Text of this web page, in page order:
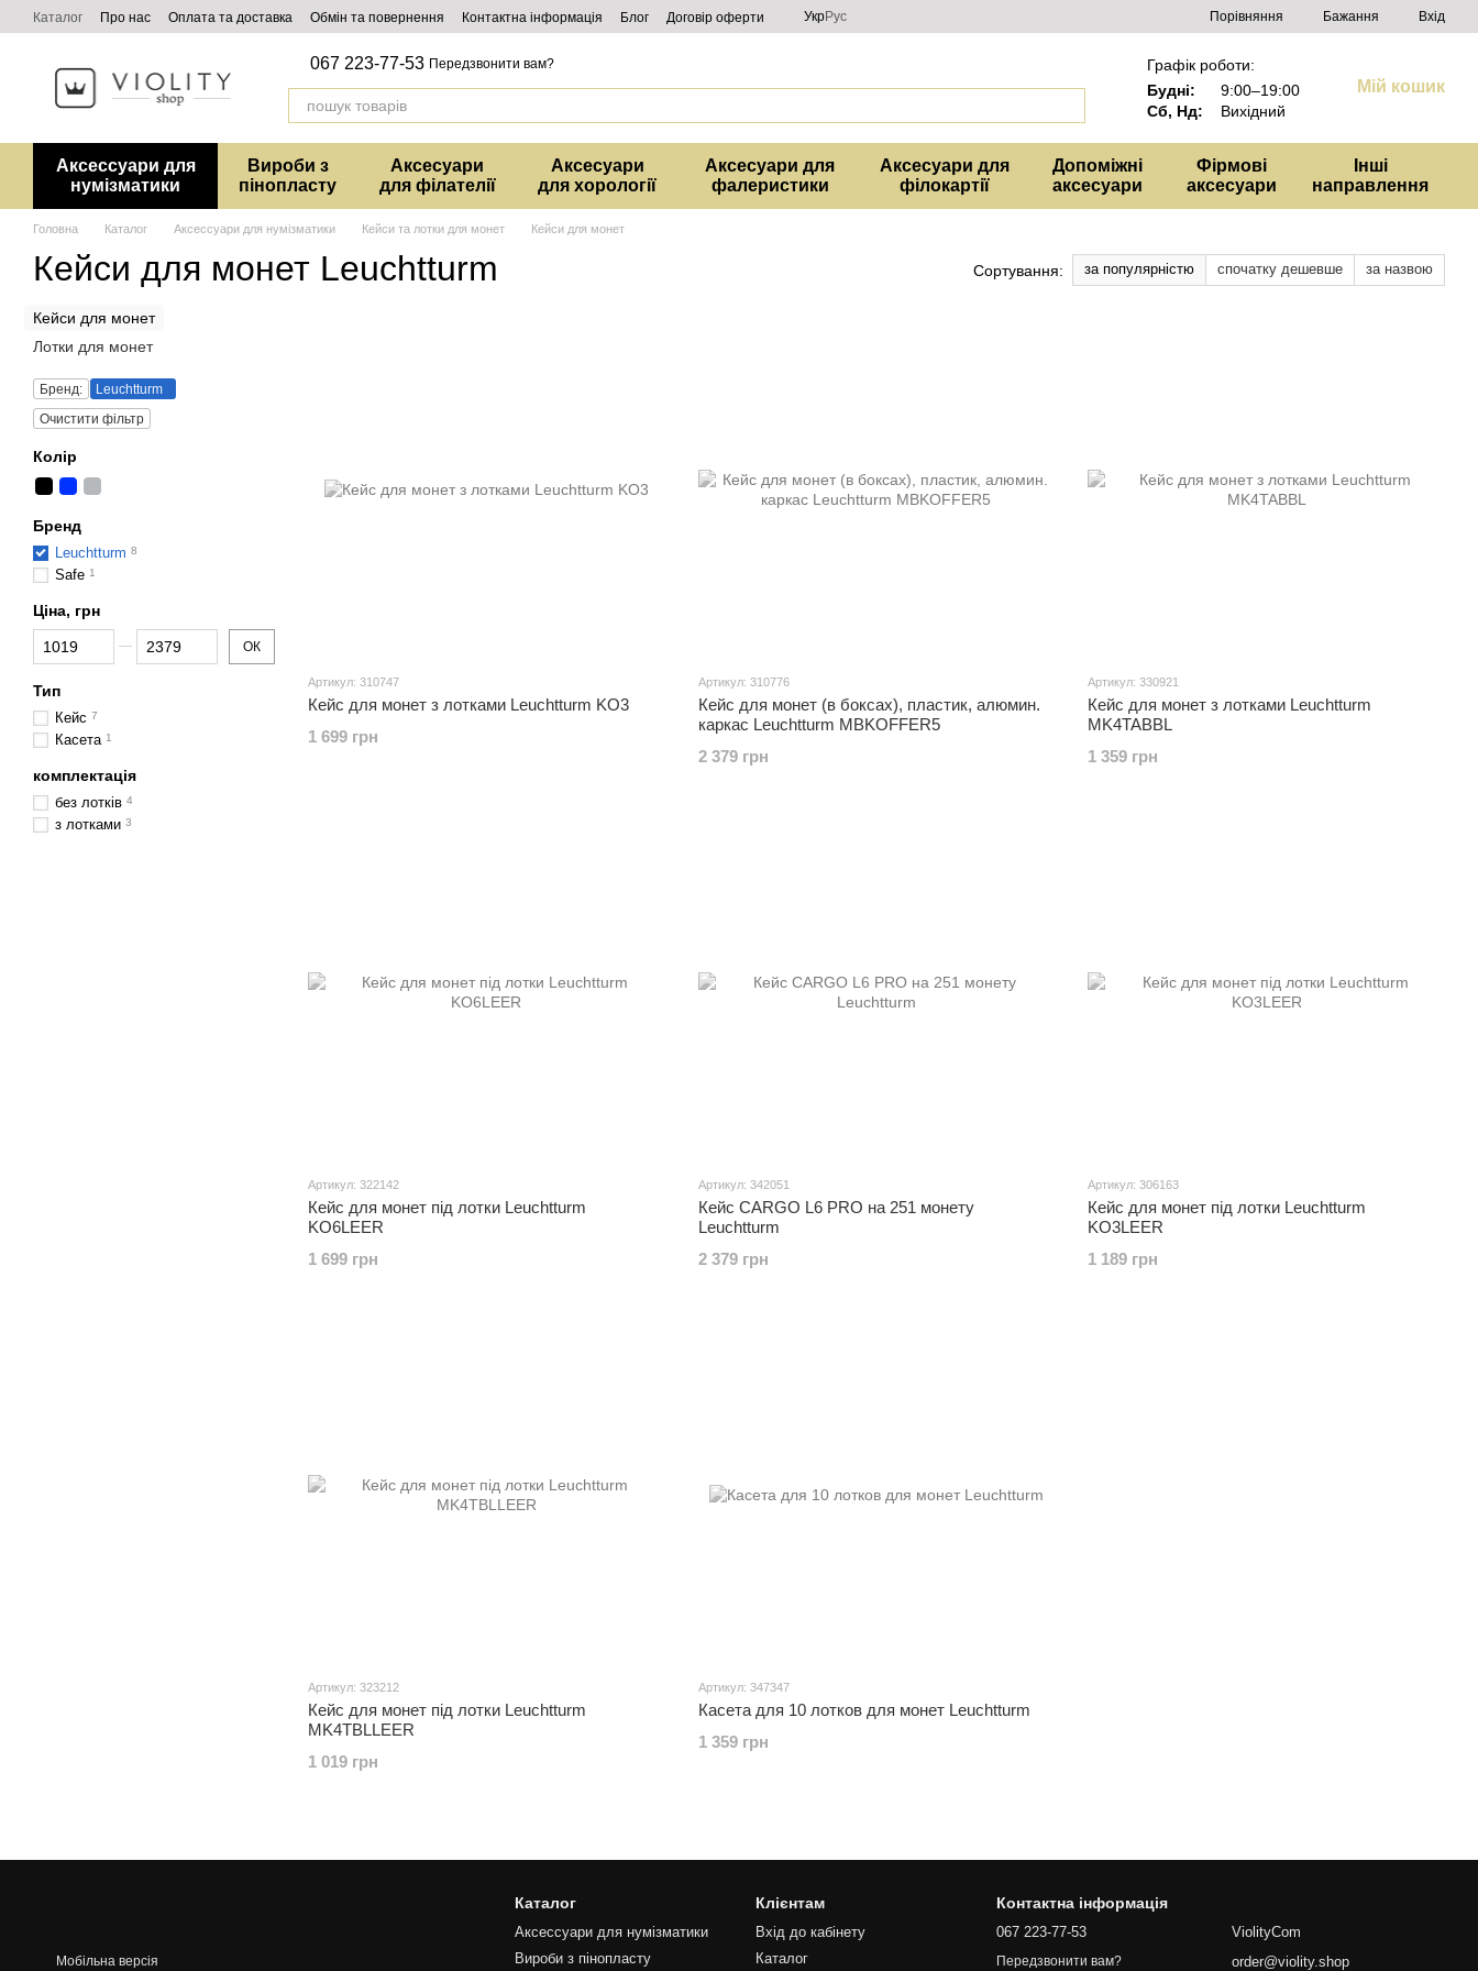
Перейти до основного контенту
Каталог Про нас Оплата та доставка Обмін та повернення Контактна інформація Блог Договір оферти УкрРус Порівняння Бажання Вхід
067 223-77-53 Передзвонити вам?
Графік роботи:
Будні:
9:00–19:00
Сб, Нд:
Вихідний
Мій кошик
Аксессуари для
нумізматики
Вироби з
пінопласту
Аксесуари
для філателії
Аксесуари
для хорології
Аксесуари для
фалеристики
Аксесуари для
філокартії
Допоміжні
аксесуари
Фірмові
аксесуари
Інші
направлення
Головна Каталог Аксессуари для нумізматики Кейси та лотки для монет Кейси для монет
Кейси для монет Leuchtturm Сортування: за популярністю спочатку дешевше за назвою
Артикул: 310747
Кейс для монет з лотками Leuchtturm KO3
1 699 грн
Артикул: 310776
Кейс для монет (в боксах), пластик, алюмин.
каркас Leuchtturm MBKOFFER5
2 379 грн
Артикул: 330921
Кейс для монет з лотками Leuchtturm
MK4TABBL
1 359 грн
Артикул: 322142
Кейс для монет під лотки Leuchtturm
KO6LEER
1 699 грн
Артикул: 342051
Кейс CARGO L6 PRO на 251 монету
Leuchtturm
2 379 грн
Артикул: 306163
Кейс для монет під лотки Leuchtturm
KO3LEER
1 189 грн
Артикул: 323212
Кейс для монет під лотки Leuchtturm
MK4TBLLEER
1 019 грн
Артикул: 347347
Касета для 10 лотков для монет Leuchtturm
1 359 грн
Кейси для монет
Лотки для монет
Бренд:
Leuchtturm
Очистити фільтр
Колір
Бренд
Leuchtturm 8
Safe 1
Ціна, грн
Від Ціна, грн
До Ціна, грн ОК
Тип
Кейс 7
Касета 1
комплектація
без лотків 4
з лотками 3
Мобільна версія
Каталог
Аксессуари для нумізматики
Вироби з пінопласту
Клієнтам
Вхід до кабінету
Каталог
Контактна інформація
067 223-77-53
Передзвонити вам?
ViolityCom
order@violity.shop